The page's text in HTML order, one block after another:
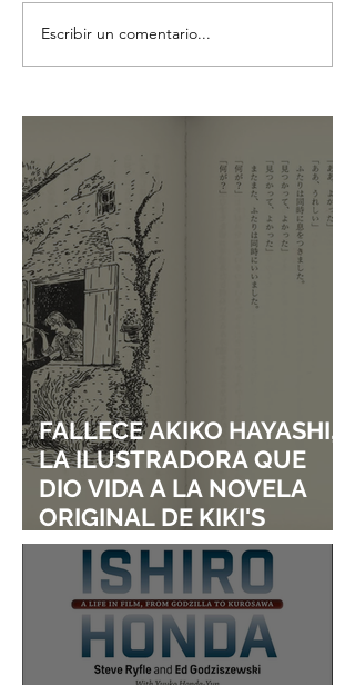
¡GODZILLA SIGUE
HACIENDO HISTORIA!
ENTRARÁN AL SALÓN DE
LA FAMA DE LOS EFECTOS
VISUALES
Escribir un comentario...
FALLECE AKIKO HAYASHI,
LA ILUSTRADORA QUE
DIO VIDA A LA NOVELA
ORIGINAL DE KIKI'S
DELIVERY SERVICE